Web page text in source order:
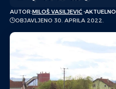
AUTOR:MILOŠ VASILJEVIĆ AKTUELNO
OBJAVLJENO 30. APRILA 2022.